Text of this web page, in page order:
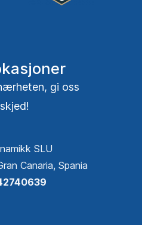
gi oss
SLU
Canaria, Spania